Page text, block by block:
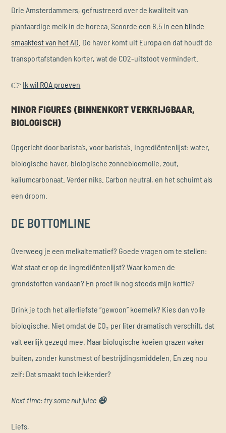
Drie Amsterdammers, gefrustreerd over de kwaliteit van
plantaardige melk in de horeca. Scoorde een 8,5 in een blinde
smaaktest van het AD . De haver komt uit Europa en dat houdt de
transportafstanden korter, wat de CO2-uitstoot vermindert.
👉 Ik wil ROA proeven
MINOR FIGURES (BINNENKORT VERKRIJGBAAR,
BIOLOGISCH)
Opgericht door barista’s, voor barista’s. Ingrediëntenlijst: water,
biologische haver, biologische zonnebloemolie, zout,
kaliumcarbonaat. Verder niks. Carbon neutral, en het schuimt als
een droom.
DE BOTTOMLINE
Overweeg je een melkalternatief? Goede vragen om te stellen:
Wat staat er op de ingrediëntenlijst? Waar komen de
grondstoffen vandaan? En proef ik nog steeds mijn koffie?
Drink je toch het allerliefste “gewoon” koemelk? Kies dan volle
biologische. Niet omdat de CO₂ per liter dramatisch verschilt, dat
valt eerlijk gezegd mee. Maar biologische koeien grazen vaker
buiten, zonder kunstmest of bestrijdingsmiddelen. En zeg nou
zelf: Dat smaakt toch lekkerder?
Next time: try some nut juice 😆
Liefs,